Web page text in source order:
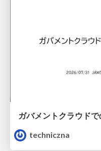
ガバメントクラウド
techniczna